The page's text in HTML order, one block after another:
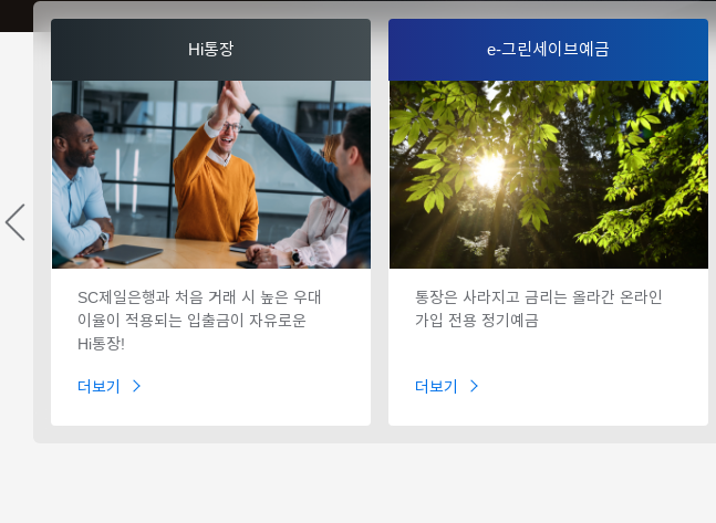
Hi통장
SC제일은행과 처음 거래 시 높은 우대
이율이 적용되는 입출금이 자유로운
Hi통장!
더보기
e-그린세이브예금
통장은 사라지고 금리는 올라간 온라인
가입 전용 정기예금
더보기